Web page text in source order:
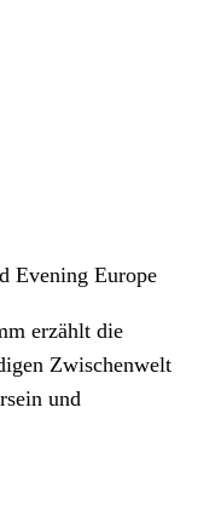
Evening Europe
erzählt die
Zwischenwelt
und